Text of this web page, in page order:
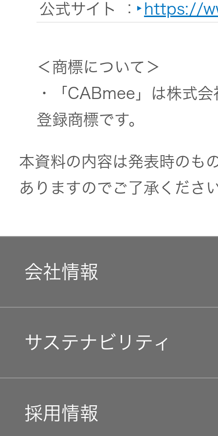
公式サイト
： https://
＜商標について＞
・「CABmee」は株式
登録商標です。
本資料の内容は発表時のも
ありますのでご了承くださ
会社情報
私たちのブランド
サステナビリティ
採用情報